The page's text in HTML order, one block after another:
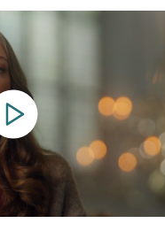
Oosterhuis gezongen
Wielkens